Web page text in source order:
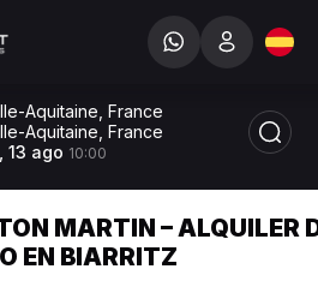
Aquitaine, France
Aquitaine, France
13 ago 10:00
MARTIN – ALQUILER
EN BIARRITZ